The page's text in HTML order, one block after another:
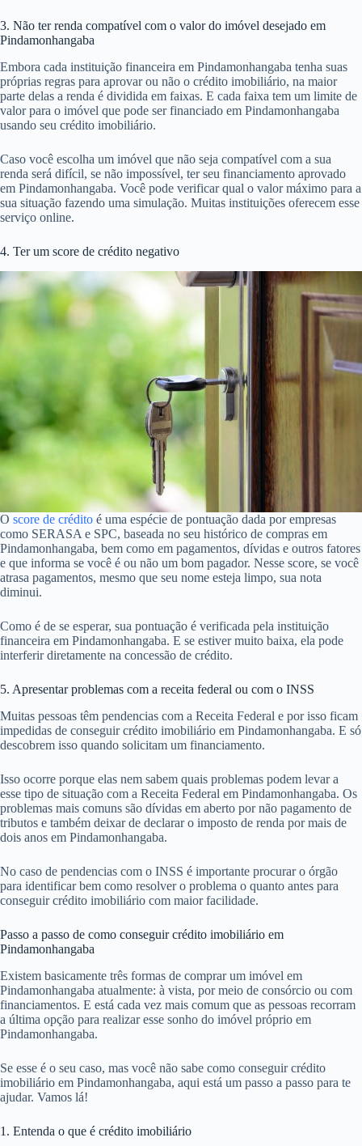
3. Não ter renda compatível com o valor do imóvel desejado em
Pindamonhangaba
Embora cada instituição financeira em Pindamonhangaba tenha suas
próprias regras para aprovar ou não o crédito imobiliário, na maior
parte delas a renda é dividida em faixas. E cada faixa tem um limite de
valor para o imóvel que pode ser financiado em Pindamonhangaba
usando seu crédito imobiliário.
Caso você escolha um imóvel que não seja compatível com a sua
renda será difícil, se não impossível, ter seu financiamento aprovado
em Pindamonhangaba. Você pode verificar qual o valor máximo para a
sua situação fazendo uma simulação. Muitas instituições oferecem esse
serviço online.
4. Ter um score de crédito negativo
O score de crédito é uma espécie de pontuação dada por empresas
como SERASA e SPC, baseada no seu histórico de compras em
Pindamonhangaba, bem como em pagamentos, dívidas e outros fatores
e que informa se você é ou não um bom pagador. Nesse score, se você
atrasa pagamentos, mesmo que seu nome esteja limpo, sua nota
diminui.
Como é de se esperar, sua pontuação é verificada pela instituição
financeira em Pindamonhangaba. E se estiver muito baixa, ela pode
interferir diretamente na concessão de crédito.
5. Apresentar problemas com a receita federal ou com o INSS
Muitas pessoas têm pendencias com a Receita Federal e por isso ficam
impedidas de conseguir crédito imobiliário em Pindamonhangaba. E só
descobrem isso quando solicitam um financiamento.
Isso ocorre porque elas nem sabem quais problemas podem levar a
esse tipo de situação com a Receita Federal em Pindamonhangaba. Os
problemas mais comuns são dívidas em aberto por não pagamento de
tributos e também deixar de declarar o imposto de renda por mais de
dois anos em Pindamonhangaba.
No caso de pendencias com o INSS é importante procurar o órgão
para identificar bem como resolver o problema o quanto antes para
conseguir crédito imobiliário com maior facilidade.
Passo a passo de como conseguir crédito imobiliário em
Pindamonhangaba
Existem basicamente três formas de comprar um imóvel em
Pindamonhangaba atualmente: à vista, por meio de consórcio ou com
financiamentos. E está cada vez mais comum que as pessoas recorram
a última opção para realizar esse sonho do imóvel próprio em
Pindamonhangaba.
Se esse é o seu caso, mas você não sabe como conseguir crédito
imobiliário em Pindamonhangaba, aqui está um passo a passo para te
ajudar. Vamos lá!
1. Entenda o que é crédito imobiliário